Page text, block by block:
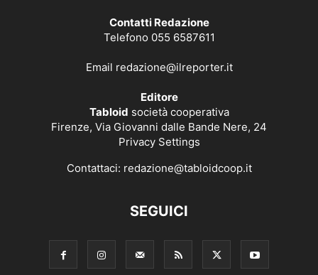
Contatti Redazione
Telefono 055 6587611
Email redazione@ilreporter.it
Editore
Tabloid società cooperativa
Firenze, Via Giovanni dalle Bande Nere, 24
Privacy Settings
Contattaci: redazione@tabloidcoop.it
SEGUICI